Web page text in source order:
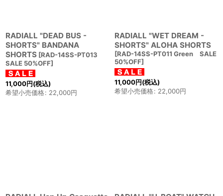
RADIALL "DEAD BUS -
SHORTS" BANDANA
SHORTS [RAD-14SS-PT013
SALE 50%OFF]
11,000円(税込)
希望小売価格: 22,000円
RADIALL "WET DREAM -
SHORTS" ALOHA SHORTS
[RAD-14SS-PT011 Green SALE
50%OFF]
11,000円(税込)
希望小売価格: 22,000円